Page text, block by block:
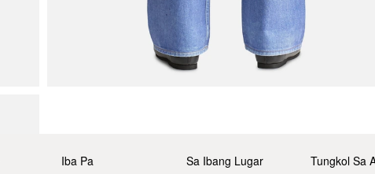
Iba Pa
Sa Ibang Lugar
Tungkol Sa